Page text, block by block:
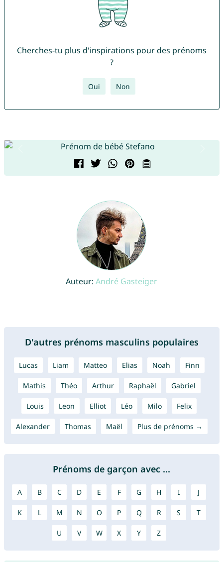
Cherches-tu plus d'inspirations pour des prénoms
?
Oui Non
Auteur: André Gasteiger
D'autres prénoms masculins populaires
Lucas Liam Matteo Elias Noah Finn
Mathis Théo Arthur Raphaël Gabriel
Louis Leon Elliot Léo Milo Felix
Alexander Thomas Maël Plus de prénoms →
Prénoms de garçon avec ...
A B C D E F G H I J
K L M N O P Q R S T
U V W X Y Z